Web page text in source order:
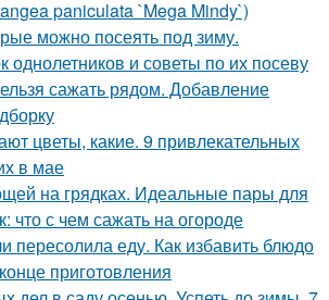
paniculata `Mega Mindy`)
можно посеять под зиму.
и советы по их посеву
сажать рядом. Добавление
цветы, какие. 9 привлекательных
в мае
на грядках. Идеальные пары для
что с чем сажать на огороде
пересолила еду. Как избавить блюдо
приготовления